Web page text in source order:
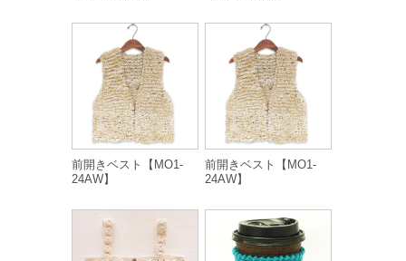
前開きベスト【MO1-
24AW】
前開きベスト【MO1-
24AW】